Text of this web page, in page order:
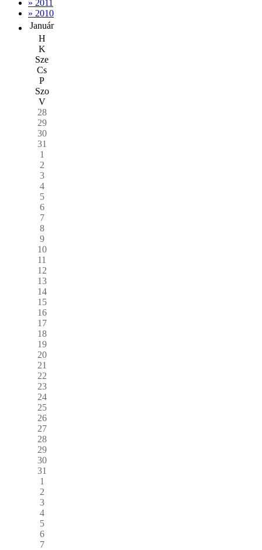
» 2011
» 2010
Január
H
K
Sze
Cs
P
Szo
V
28
29
30
31
1
2
3
4
5
6
7
8
9
10
11
12
13
14
15
16
17
18
19
20
21
22
23
24
25
26
27
28
29
30
31
1
2
3
4
5
6
7